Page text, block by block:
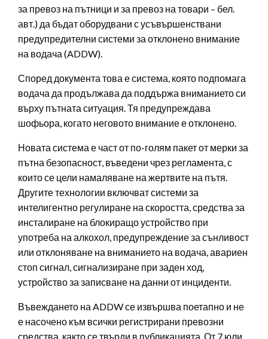
за превоз на пътници и за превоз на товари – бел.
авт.) да бъдат оборудвани с усъвършенствани
предупредителни системи за отклонено внимание
на водача (ADDW).
Според документа това е система, която подпомага
водача да продължава да поддържа вниманието си
върху пътната ситуация. Тя предупреждава
шофьора, когато неговото внимание е отклонено.
Новата система е част от по-голям пакет от мерки за
пътна безопасност, въведени чрез регламента, с
които се цели намаляване на жертвите на пътя.
Другите технологии включват системи за
интелигентно регулиране на скоростта, средства за
инсталиране на блокиращо устройство при
употреба на алкохол, предупреждение за сънливост
или отклоняване на вниманието на водача, авариен
стоп сигнал, сигнализиране при заден ход,
устройство за записване на данни от инциденти.
Въвеждането на ADDW се извършва поетапно и не
е насочено към всички регистрирани превозни
средства, както се твърди в публикацията. От 7 юли